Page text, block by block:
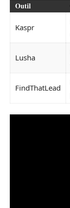
Outil
Kaspr
Lusha
FindThatLead